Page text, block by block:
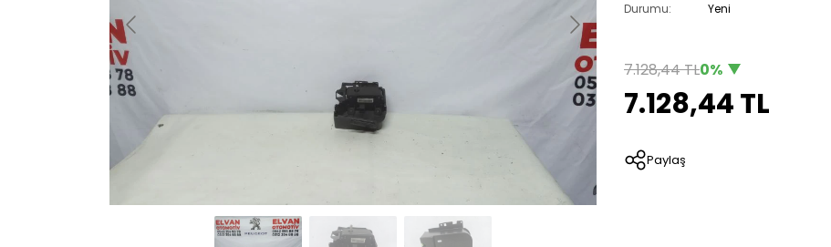
Durumu: Yeni
7.128,44 TL0%
7.128,44 TL
Paylaş